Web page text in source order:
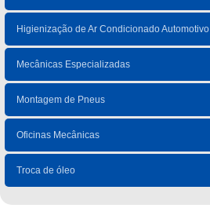
Higienização de Ar Condicionado Automotivo
Mecânicas Especializadas
Montagem de Pneus
Oficinas Mecânicas
Troca de óleo